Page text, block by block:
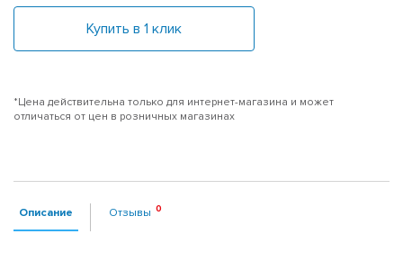
Купить в 1 клик
*Цена действительна только для интернет-магазина и может
отличаться от цен в розничных магазинах
Описание Отзывы